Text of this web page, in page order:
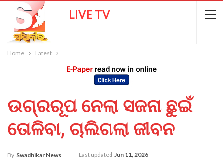
LIVE TV
Home Latest
ଉଗ୍ରରୂପ ନେଲା ସଜନା ଛୁଇଁ
ତୋଳିବା, ଚାଲିଗଲା ଜୀବନ
By Swadhikar News Last updated Jun 11, 2026